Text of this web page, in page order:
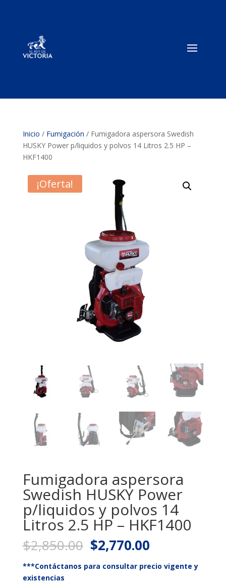
Inicio / Fumigación / Fumigadora aspersora Swedish
HUSKY Power p/liquidos y polvos 14 Litros 2.5 HP –
HKF1400
¡Oferta!
Fumigadora aspersora
Swedish HUSKY Power
p/liquidos y polvos 14
Litros 2.5 HP – HKF1400
$2,850.00 Original
price
was:
$2,770.00Current
is:
***Contáctanos para consultar precio vigente y
existencias